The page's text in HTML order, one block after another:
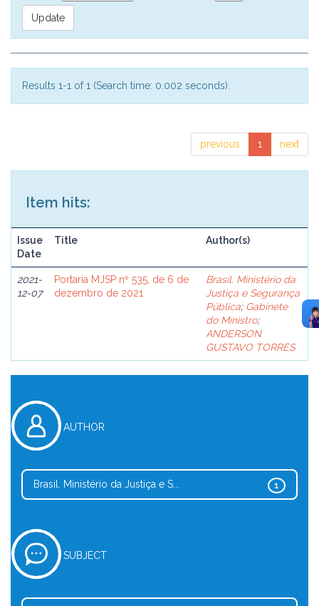
Results 1-1 of 1 (Search time: 0.002 seconds).
previous 1 next
Item hits:
Issue
Date
Title Author(s)
2021-
12-07
Portaria MJSP nº 535, de 6 de
dezembro de 2021
Brasil. Ministério da
Justiça e Segurança
Pública; Gabinete
do Ministro;
ANDERSON
GUSTAVO TORRES
AUTHOR
1
Brasil. Ministério da Justiça e S...
SUBJECT